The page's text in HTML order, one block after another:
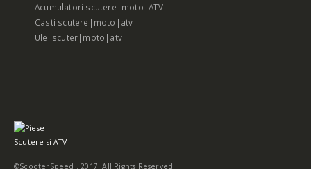
Acumulatori scutere|moto|ATV
Casti scutere|moto|atv
Ulei scuter|moto|atv
©ScooterSpeed . 2017. All Rights Reserved